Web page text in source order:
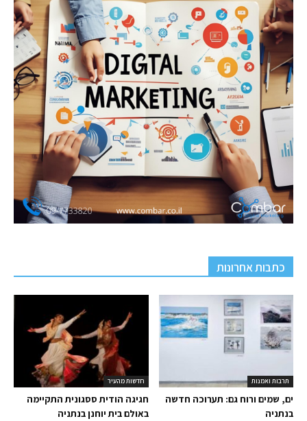
כתבות אחרונות
חדשות מהעיר
חגיגה הודית ססגונית התקיימה
באולם בית יוחנן בנתניה
תרבות ואמנות
ים, שמים ורוח גם: תערוכה חדשה
בנתניה